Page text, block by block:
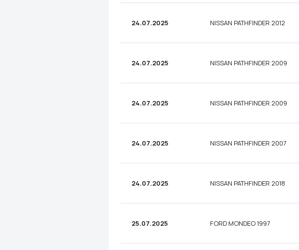
24.07.2025 NISSAN PATHFINDER 2012
24.07.2025 NISSAN PATHFINDER 2009
24.07.2025 NISSAN PATHFINDER 2009
24.07.2025 NISSAN PATHFINDER 2007
24.07.2025 NISSAN PATHFINDER 2018
25.07.2025 FORD MONDEO 1997